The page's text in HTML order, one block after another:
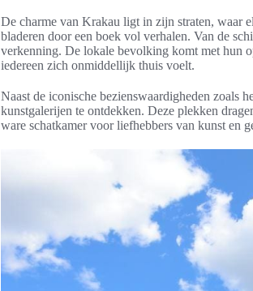
De charme van Krakau ligt in zijn straten, waar
bladeren door een boek vol verhalen. Van de
verkenning. De lokale bevolking komt met hun
iedereen zich onmiddellijk thuis voelt.
Naast de iconische bezienswaardigheden zoals
kunstgalerijen te ontdekken. Deze plekken
ware schatkamer voor liefhebbers van kunst en